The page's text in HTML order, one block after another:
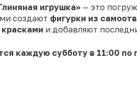
игрушка» — это
создают фигурки из
и добавляют
каждую субботу в 11:00 по